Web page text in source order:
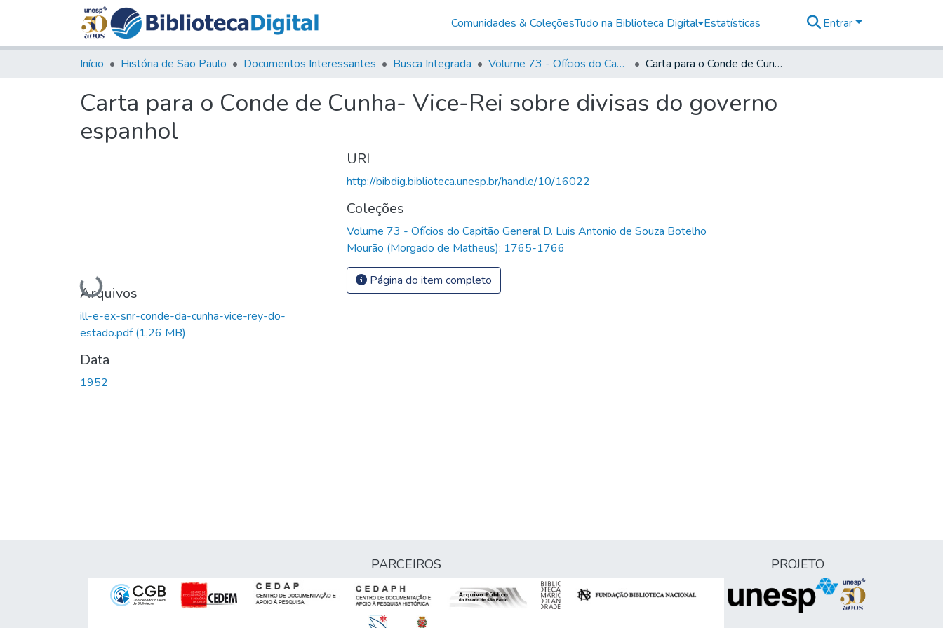
Comunidades & ColeçõesTudo na Biblioteca Digital Estatísticas Entrar
Início História de São Paulo Documentos Interessantes Busca Integrada Volume 73 - Ofícios do Capitão General D. Luis Antonio de Souza Botelho Mourão (Morgado de Matheus): 1765-1766 Carta para o Conde de Cunha- Vice-Rei sobre divisas do governo espanhol
Carta para o Conde de Cunha- Vice-Rei sobre divisas do governo
espanhol
Carregando...
Arquivos
ill-e-ex-snr-conde-da-cunha-vice-rey-do-
estado.pdf(1,26 MB)
Data
1952
URI
http://bibdig.biblioteca.unesp.br/handle/10/16022
Coleções
Volume 73 - Ofícios do Capitão General D. Luis Antonio de Souza Botelho
Mourão (Morgado de Matheus): 1765-1766
Página do item completo
PARCEIROS PROJETO